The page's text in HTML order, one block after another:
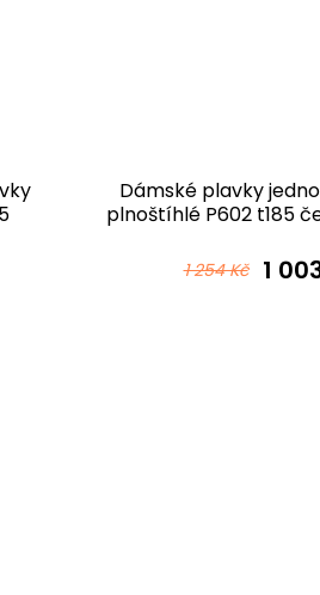
Dámské plavky
plnoštíhlé P602 t185
1 254 Kč 1